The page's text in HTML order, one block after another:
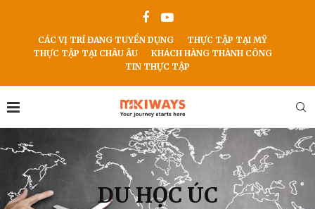
CÁC VỊ TRÍ ĐANG TUYỂN DỤNG
THỰC TẬP TẠI MỸ
THỰC TẬP TẠI CHÂU ÂU
KHÁCH HÀNG THÀNH CÔNG
TIN THỰC TẬP
DU HỌC ÚC